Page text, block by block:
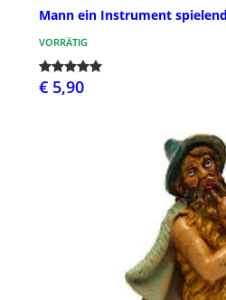
Mann ein Instrument
VORRÄTIG
€ 5,90